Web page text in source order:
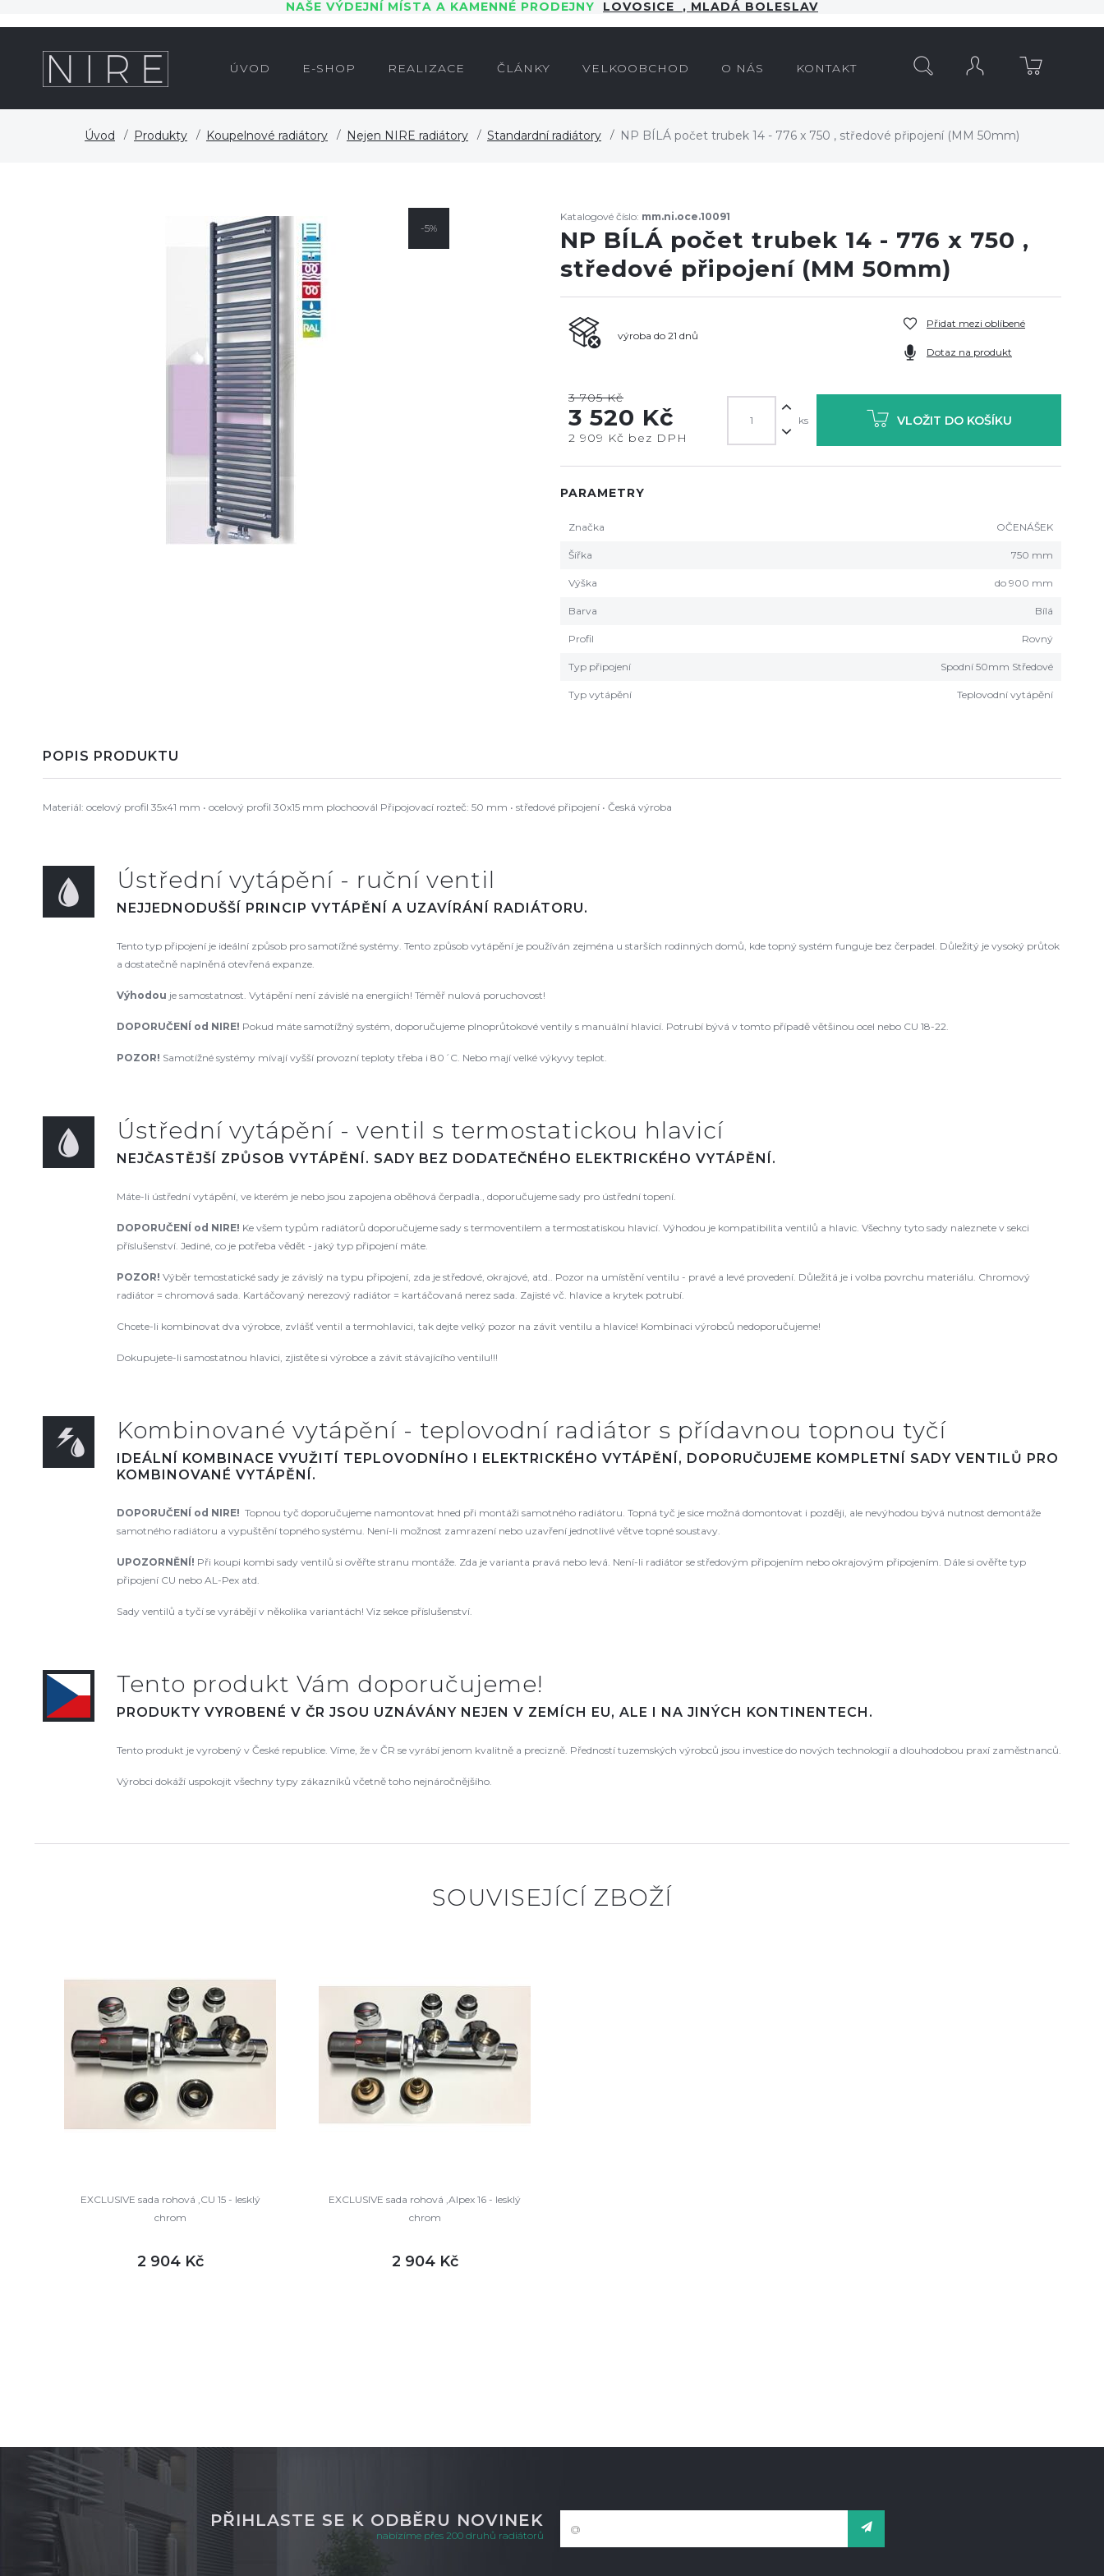
NAŠE VÝDEJNÍ MÍSTA A KAMENNÉ PRODEJNY LOVOSICE , MLADÁ BOLESLAV
ÚVOD E-SHOP REALIZACE ČLÁNKY VELKOOBCHOD O NÁS KONTAKT
Úvod Produkty Koupelnové radiátory Nejen NIRE radiátory Standardní radiátory NP BÍLÁ počet trubek 14 - 776 x 750 , středové připojení (MM 50mm)
-5%
Katalogové číslo: mm.ni.oce.10091
NP BÍLÁ počet trubek 14 - 776 x 750 ,
středové připojení (MM 50mm)
výroba do 21 dnů
Přidat mezi oblíbené
Dotaz na produkt
3 705 Kč
3 520 Kč
2 909 Kč bez DPH
ks VLOŽIT DO KOŠÍKU
PARAMETRY
Značka OČENÁŠEK
Šířka 750 mm
Výška do 900 mm
Barva Bílá
Profil Rovný
Typ připojení Spodní 50mm Středové
Typ vytápění Teplovodní vytápění
POPIS PRODUKTU
Materiál: ocelový profil 35x41 mm • ocelový profil 30x15 mm plochoovál Připojovací rozteč: 50 mm • středové připojení • Česká výroba
Ústřední vytápění - ruční ventil
NEJJEDNODUŠŠÍ PRINCIP VYTÁPĚNÍ A UZAVÍRÁNÍ RADIÁTORU.
Tento typ připojení je ideální způsob pro samotížné systémy. Tento způsob vytápění je používán zejména u starších rodinných domů, kde topný systém funguje bez čerpadel. Důležitý je vysoký průtok
a dostatečně naplněná otevřená expanze.
Výhodou je samostatnost. Vytápění není závislé na energiích! Téměř nulová poruchovost!
DOPORUČENÍ od NIRE! Pokud máte samotížný systém, doporučujeme plnoprůtokové ventily s manuální hlavicí. Potrubí bývá v tomto případě většinou ocel nebo CU 18-22.
POZOR! Samotížné systémy mívají vyšší provozní teploty třeba i 80´C. Nebo mají velké výkyvy teplot.
Ústřední vytápění - ventil s termostatickou hlavicí
NEJČASTĚJŠÍ ZPŮSOB VYTÁPĚNÍ. SADY BEZ DODATEČNÉHO ELEKTRICKÉHO VYTÁPĚNÍ.
Máte-li ústřední vytápění, ve kterém je nebo jsou zapojena oběhová čerpadla., doporučujeme sady pro ústřední topení.
DOPORUČENÍ od NIRE! Ke všem typům radiátorů doporučujeme sady s termoventilem a termostatiskou hlavicí. Výhodou je kompatibilita ventilů a hlavic. Všechny tyto sady naleznete v sekci
příslušenství. Jediné, co je potřeba vědět - jaký typ připojení máte.
POZOR! Výběr temostatické sady je závislý na typu připojení, zda je středové, okrajové, atd.. Pozor na umístění ventilu - pravé a levé provedení. Důležitá je i volba povrchu materiálu. Chromový
radiátor = chromová sada. Kartáčovaný nerezový radiátor = kartáčovaná nerez sada. Zajisté vč. hlavice a krytek potrubí.
Chcete-li kombinovat dva výrobce, zvlášť ventil a termohlavici, tak dejte velký pozor na závit ventilu a hlavice! Kombinaci výrobců nedoporučujeme!
Dokupujete-li samostatnou hlavici, zjistěte si výrobce a závit stávajícího ventilu!!!
Kombinované vytápění - teplovodní radiátor s přídavnou topnou tyčí
IDEÁLNÍ KOMBINACE VYUŽITÍ TEPLOVODNÍHO I ELEKTRICKÉHO VYTÁPĚNÍ, DOPORUČUJEME KOMPLETNÍ SADY VENTILŮ PRO
KOMBINOVANÉ VYTÁPĚNÍ.
DOPORUČENÍ od NIRE! Topnou tyč doporučujeme namontovat hned při montáži samotného radiátoru. Topná tyč je sice možná domontovat i později, ale nevýhodou bývá nutnost demontáže
samotného radiátoru a vypuštění topného systému. Není-li možnost zamrazení nebo uzavření jednotlivé větve topné soustavy.
UPOZORNĚNÍ! Při koupi kombi sady ventilů si ověřte stranu montáže. Zda je varianta pravá nebo levá. Není-li radiátor se středovým připojením nebo okrajovým připojením. Dále si ověřte typ
připojení CU nebo AL-Pex atd.
Sady ventilů a tyčí se vyrábějí v několika variantách! Viz sekce příslušenství.
Tento produkt Vám doporučujeme!
PRODUKTY VYROBENÉ V ČR JSOU UZNÁVÁNY NEJEN V ZEMÍCH EU, ALE I NA JINÝCH KONTINENTECH.
Tento produkt je vyrobený v České republice. Víme, že v ČR se vyrábí jenom kvalitně a precizně. Předností tuzemských výrobců jsou investice do nových technologií a dlouhodobou praxí zaměstnanců.
Výrobci dokáží uspokojit všechny typy zákazníků včetně toho nejnáročnějšího.
SOUVISEJÍCÍ ZBOŽÍ
EXCLUSIVE sada rohová ,CU 15 - lesklý
chrom
2 904 Kč
EXCLUSIVE sada rohová ,Alpex 16 - lesklý
chrom
2 904 Kč
PŘIHLASTE SE K ODBĚRU NOVINEK
nabízíme přes 200 druhů radiátorů